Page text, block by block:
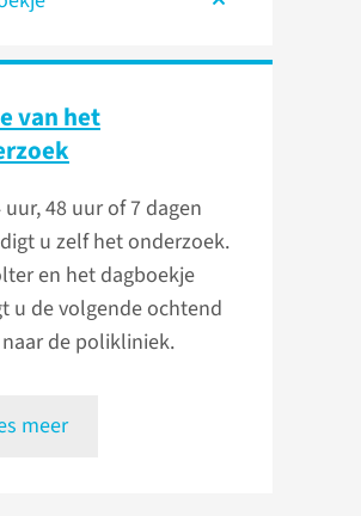
van het
uur, 48 uur of 7 dagen
u zelf het onderzoek.
en het dagboekje
u de volgende ochtend
de polikli­niek.
meer